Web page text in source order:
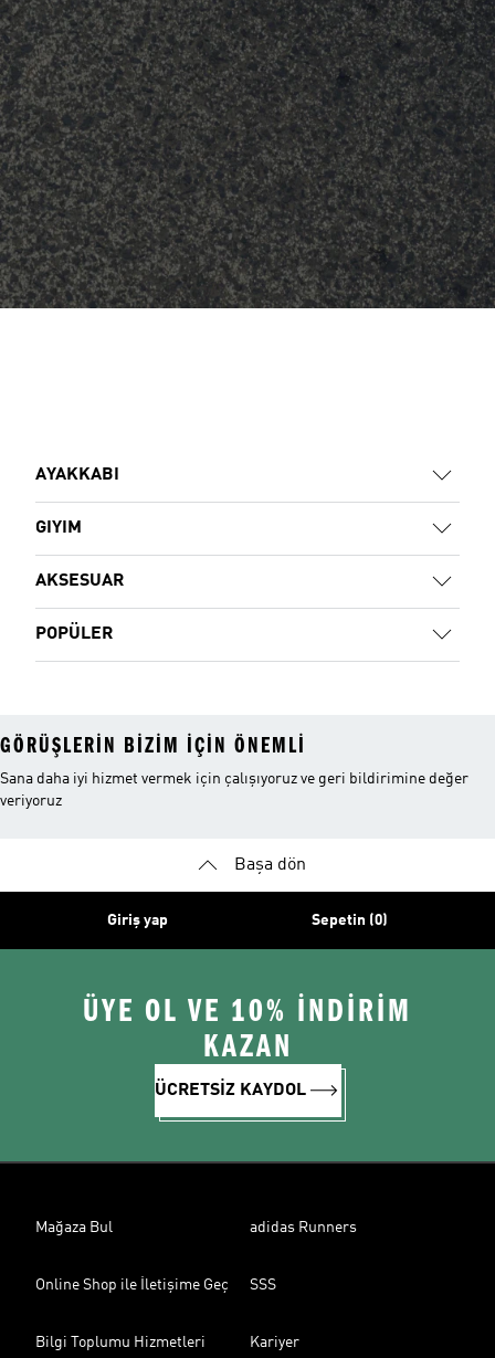
AYAKKABI
GIYIM
AKSESUAR
POPÜLER
GÖRÜŞLERIN BIZIM IÇIN ÖNEMLI
Sana daha iyi hizmet vermek için çalışıyoruz ve geri bildirimine değer
veriyoruz
Başa dön
Giriş yap Sepetin (0)
ÜYE OL VE 10% İNDİRİM
KAZAN
ÜCRETSİZ KAYDOL
Mağaza Bul adidas Runners
Online Shop ile İletişime Geç SSS
Bilgi Toplumu Hizmetleri Kariyer